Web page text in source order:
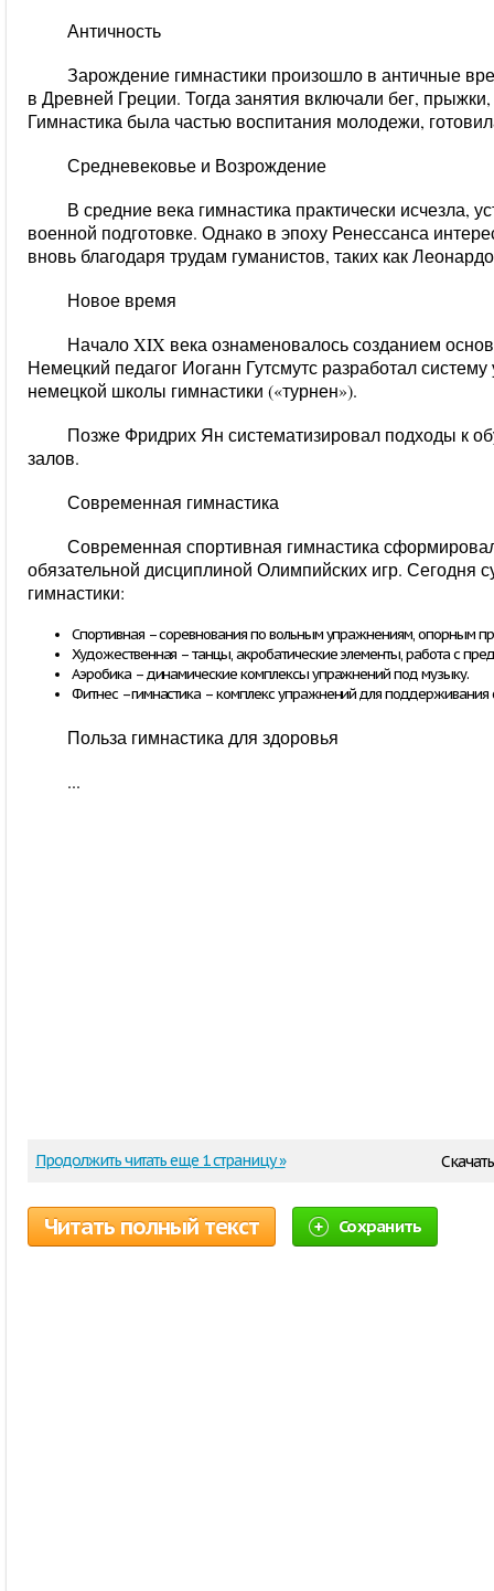
Античность
Зарождение гимнастики произошло в античные
в Древней Греции. Тогда занятия включали бег,
Гимнастика была частью воспитания молодежи,
Средневековье и Возрождение
В средние века гимнастика практически исчезла,
военной подготовке. Однако в эпоху Ренессанса
вновь благодаря трудам гуманистов, таких как
Новое время
Начало XIX века ознаменовалось созданием
Немецкий педагог Иоганн Гутсмутс разработал
немецкой школы гимнастики («турнен»).
Позже Фридрих Ян систематизировал подходы к
залов.
Современная гимнастика
Современная спортивная гимнастика
обязательной дисциплиной Олимпийских игр. Сегодня
гимнастики:
Спортивная – соревнования по вольным упражнениям, опорным
Художественная – танцы, акробатические элементы, работа с
Аэробика – динамические комплексы упражнений под музыку.
Фитнес –гимнастика – комплекс упражнений для
Польза гимнастика для здоровья
...
Продолжить читать еще 1 страницу »
Читать полный текст Сохранить